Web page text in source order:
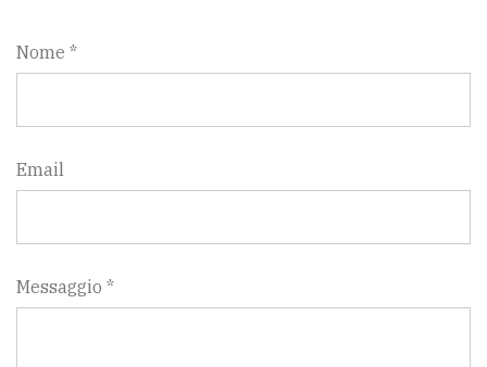
Nome *
Email
Messaggio *